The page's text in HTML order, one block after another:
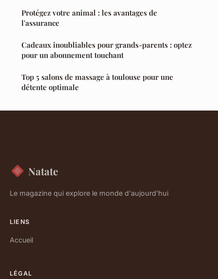
Protégez votre animal : les avantages de
l'assurance
Cadeaux inoubliables pour grands-parents : optez
pour un abonnement touchant
Top 5 salons de massage à toulouse pour une
détente optimale
Natate
Le magazine qui explore le monde d'aujourd'hui
LIENS
Accueil
LÉGAL